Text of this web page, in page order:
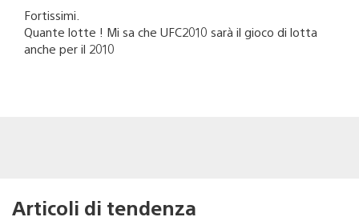
Fortissimi.
Quante lotte ! Mi sa che UFC2010 sarà il gioco di lotta
anche per il 2010
Articoli di tendenza